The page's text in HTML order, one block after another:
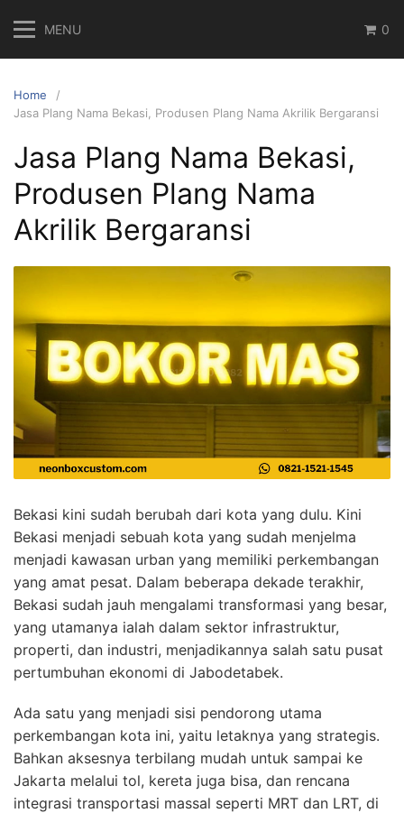
content
MENU 0
Home
Jasa Plang Nama Bekasi, Produsen Plang Nama Akrilik Bergaransi
Jasa Plang Nama Bekasi,
Produsen Plang Nama
Akrilik Bergaransi
Bekasi kini sudah berubah dari kota yang dulu. Kini
Bekasi menjadi sebuah kota yang sudah menjelma
menjadi kawasan urban yang memiliki perkembangan
yang amat pesat. Dalam beberapa dekade terakhir,
Bekasi sudah jauh mengalami transformasi yang besar,
yang utamanya ialah dalam sektor infrastruktur,
properti, dan industri, menjadikannya salah satu pusat
pertumbuhan ekonomi di Jabodetabek.
Ada satu yang menjadi sisi pendorong utama
perkembangan kota ini, yaitu letaknya yang strategis.
Bahkan aksesnya terbilang mudah untuk sampai ke
Jakarta melalui tol, kereta juga bisa, dan rencana
integrasi transportasi massal seperti MRT dan LRT, di